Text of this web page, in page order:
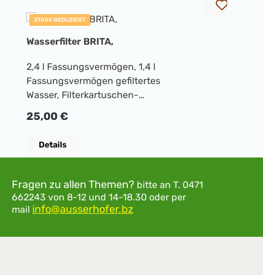
STARK REDUZIERT
Wasserfilter BRITA,
2,4 l Fassungsvermögen, 1,4 l
Fassungsvermögen gefiltertes
Wasser, Filterkartuschen-
Kühlschrank Logistikmaße mit
11 cm Gewicht: 0.86 kg
Regulärer Preis:
25,00 €
Details
Fragen zu allen Themen? bitte an T. 0471
662243 von 8-12 und 14-18.30 oder per
mail info@ausserhofer.bz